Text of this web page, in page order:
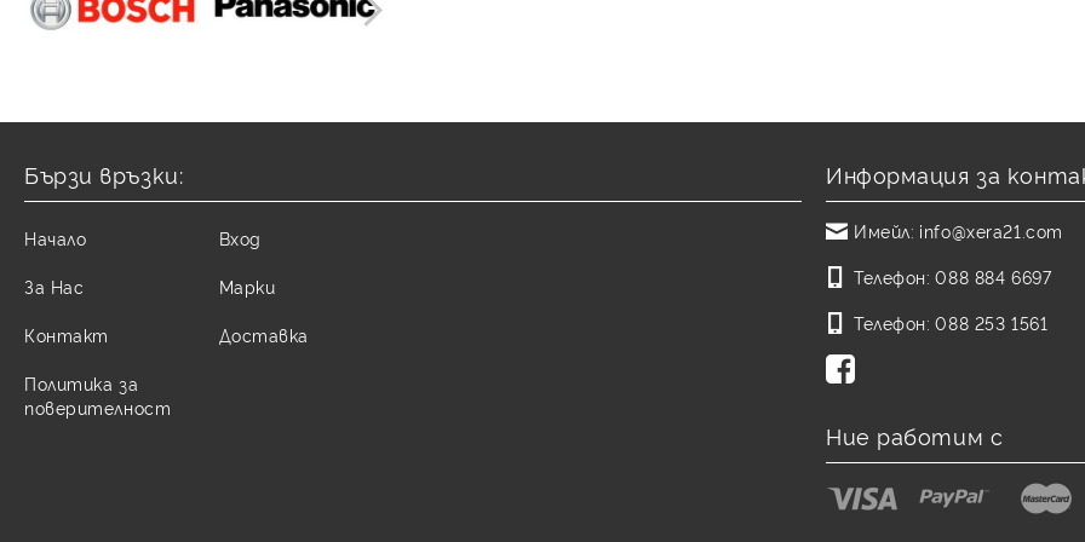
Бързи връзки:
Начало
За Нас
Контакт
Политика за
поверителност
Вход
Марки
Доставка
Информация за
Имейл: info@xera21.com
Телефон: 088 884 6697
Телефон: 088 253 1561
Ние работим с